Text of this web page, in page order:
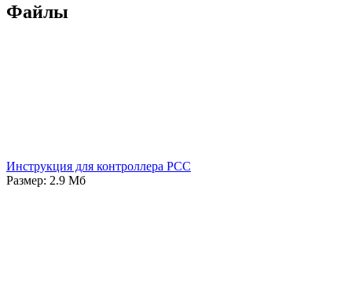
Файлы
Инструкция для контроллера PCC
Размер: 2.9 Мб